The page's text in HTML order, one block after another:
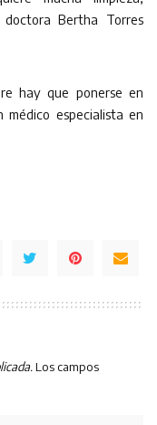
Bertha Torres
hay que ponerse en
especialista en
Los campos